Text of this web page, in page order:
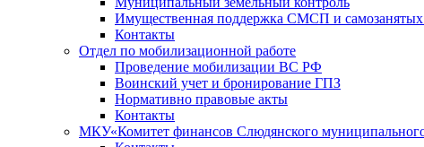
Имущественная поддержка СМСП и самозанятых
Контакты
Отдел по мобилизационной работе
Проведение мобилизации ВС РФ
Воинский учет и бронирование ГПЗ
Нормативно правовые акты
Контакты
МКУ«Комитет финансов Слюдянского